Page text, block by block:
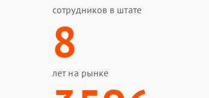
сотрудников в штате
8
лет на рынке